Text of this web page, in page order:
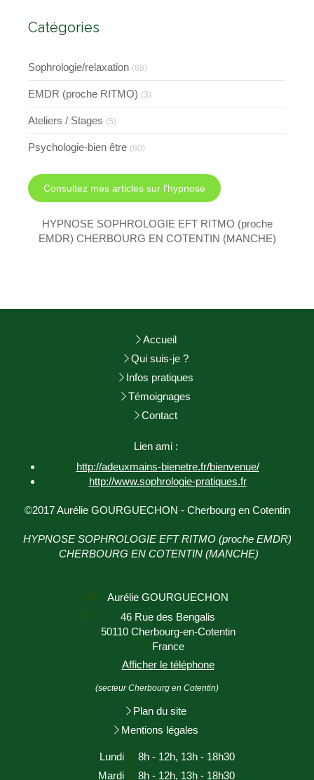
Catégories
Sophrologie/relaxation (88)
EMDR (proche RITMO) (3)
Ateliers / Stages (5)
Psychologie-bien être (60)
Consultez mes articles sur l'hypnose
HYPNOSE SOPHROLOGIE EFT RITMO (proche
EMDR) CHERBOURG EN COTENTIN (MANCHE)
Accueil
Qui suis-je ?
Infos pratiques
Témoignages
Contact
Lien ami :
http://adeuxmains-bienetre.fr/bienvenue/
http://www.sophrologie-pratiques.fr
©2017 Aurélie GOURGUECHON - Cherbourg en Cotentin
HYPNOSE SOPHROLOGIE EFT RITMO (proche EMDR)
CHERBOURG EN COTENTIN (MANCHE)
Aurélie GOURGUECHON
46 Rue des Bengalis
50110 Cherbourg-en-Cotentin
France
Afficher le téléphone
(secteur Cherbourg en Cotentin)
Plan du site
Mentions légales
Lundi 8h - 12h, 13h - 18h30
Mardi
8h - 12h, 13h - 18h30